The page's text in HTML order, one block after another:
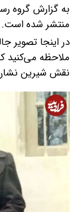
به گزارش گروه
منتشر شده است.
در اینجا تصویر
ملاحظه می‌کنید
نقش شیرین